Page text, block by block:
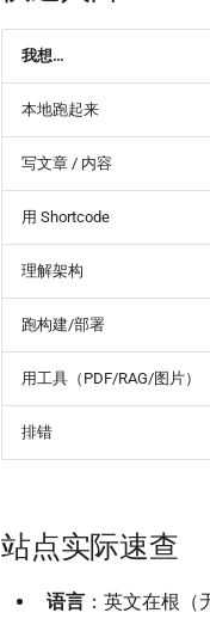
我想…
本地跑起来
写文章 / 内容
用 Shortcode
理解架构
跑构建/部署
用工具（PDF/RAG/图片）
排错
站点实际速查
语言 ：英文在根（